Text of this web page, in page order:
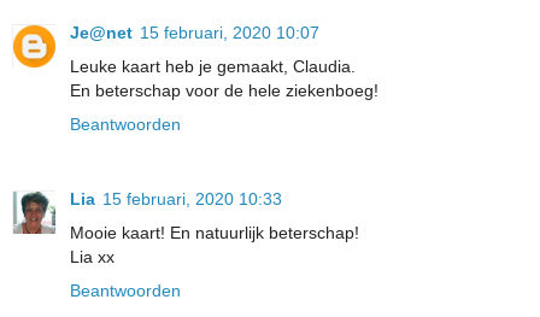
Je@net 15 februari, 2020 10:07
Leuke kaart heb je gemaakt, Claudia.
En beterschap voor de hele ziekenboeg!
Beantwoorden
Lia 15 februari, 2020 10:33
Mooie kaart! En natuurlijk beterschap!
Lia xx
Beantwoorden